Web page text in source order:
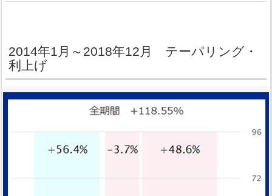
2014年1月～2018年12月 テーパリング・
利上げ